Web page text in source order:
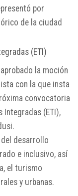
por
de la ciudad
(ETI)
la moción
con la que insta
convocatoria
Integradas (ETI),
desarrollo
e inclusivo, así
el turismo
y urbanas.